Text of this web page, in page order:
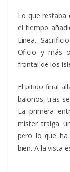
Lo que restaba
el tiempo
Línea.
Oficio y más
frontal de los
El pitido final
balonos, tras
La primera
míster traiga
pero lo que
bien. A la vista